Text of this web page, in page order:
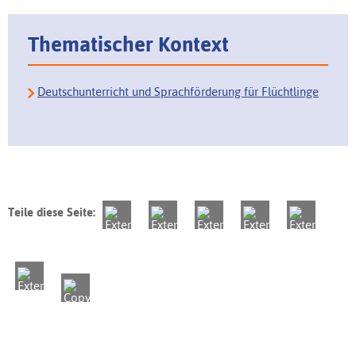
Thematischer Kontext
Deutschunterricht und Sprachförderung für Flüchtlinge
Teile diese Seite: